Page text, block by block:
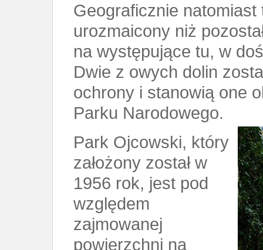
Geograficznie
urozmaicony niż
na występujące tu, w
Dwie z owych dolin
ochrony i stanowią one
Parku Narodowego.
Park Ojcowski, który
założony został w
1956 rok, jest pod
względem
zajmowanej
powierzchni na